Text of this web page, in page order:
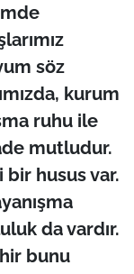
söz
kurum
ruhu ile
mutludur.
bir husus var.
da vardır.
bunu